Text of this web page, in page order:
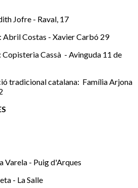
Jofre - Raval, 17
Abril Costas - Xavier Carbó 29
Cassà - Avinguda 11 de
tradicional catalana: Família Arjona
Varela - Puig d'Arques
- La Salle